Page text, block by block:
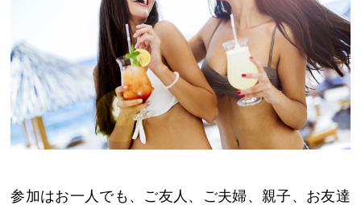
参加はお一人でも、ご友人、ご夫婦、親子、お友達